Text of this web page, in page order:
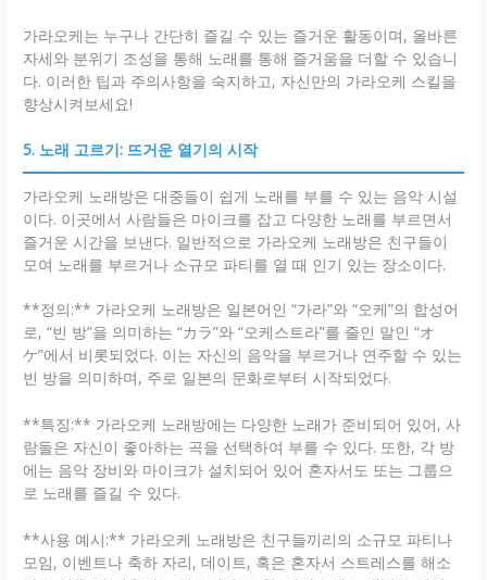
가라오케는 누구나 간단히 즐길 수 있는 즐거운 활동이며, 올바른
자세와 분위기 조성을 통해 노래를 통해 즐거움을 더할 수 있습니
다. 이러한 팁과 주의사항을 숙지하고, 자신만의 가라오케 스킬을
향상시켜보세요!
5. 노래 고르기: 뜨거운 열기의 시작
가라오케 노래방은 대중들이 쉽게 노래를 부를 수 있는 음악 시설
이다. 이곳에서 사람들은 마이크를 잡고 다양한 노래를 부르면서
즐거운 시간을 보낸다. 일반적으로 가라오케 노래방은 친구들이
모여 노래를 부르거나 소규모 파티를 열 때 인기 있는 장소이다.
**정의:** 가라오케 노래방은 일본어인 “가라”와 “오케”의 합성어
로, “빈 방”을 의미하는 “カラ”와 “오케스트라”를 줄인 말인 “オ
ケ”에서 비롯되었다. 이는 자신의 음악을 부르거나 연주할 수 있는
빈 방을 의미하며, 주로 일본의 문화로부터 시작되었다.
**특징:** 가라오케 노래방에는 다양한 노래가 준비되어 있어, 사
람들은 자신이 좋아하는 곡을 선택하여 부를 수 있다. 또한, 각 방
에는 음악 장비와 마이크가 설치되어 있어 혼자서도 또는 그룹으
로 노래를 즐길 수 있다.
**사용 예시:** 가라오케 노래방은 친구들끼리의 소규모 파티나
모임, 이벤트나 축하 자리, 데이트, 혹은 혼자서 스트레스를 해소